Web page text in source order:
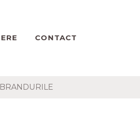
CONTACT